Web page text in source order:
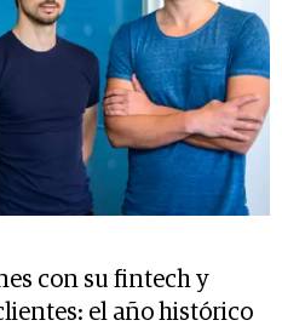
con su fintech y
el año histórico